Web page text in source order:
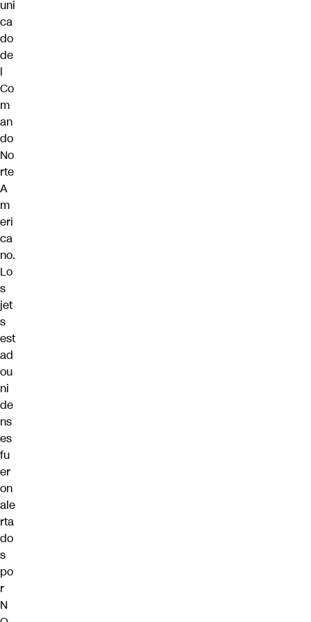
uni
ca
do
de
l
Co
m
an
do
No
rte
A
m
eri
ca
no.
Lo
s
jet
s
est
ad
ou
ni
de
ns
es
fu
er
on
ale
rta
do
s
po
r
N